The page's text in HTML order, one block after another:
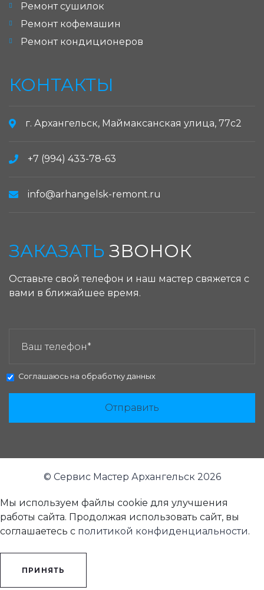
Ремонт сушилок
Ремонт кофемашин
Ремонт кондиционеров
КОНТАКТЫ
г. Архангельск, Маймаксанская улица, 77с2
+7 (994) 433-78-63
info@arhangelsk-remont.ru
ЗАКАЗАТЬ ЗВОНОК
Оставьте свой телефон и наш мастер свяжется с
вами в ближайшее время.
Соглашаюсь на обработку данных
Отправить
© Сервис Мастер Архангельск 2026
Мы используем файлы cookie для улучшения
работы сайта. Продолжая использовать сайт, вы
соглашаетесь с политикой конфиденциальности.
ПРИНЯТЬ